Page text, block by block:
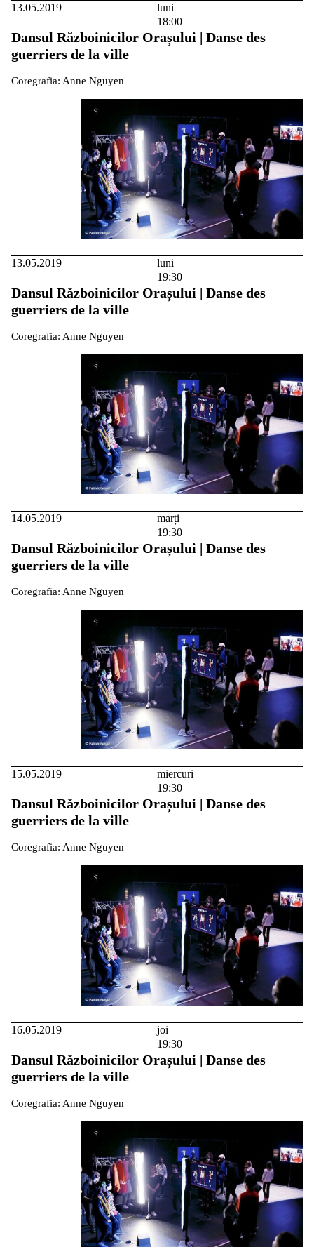
13.05.2019
luni
18:00
Dansul Războinicilor Orașului | Danse des
guerriers de la ville
Coregrafia: Anne Nguyen
13.05.2019
luni
19:30
Dansul Războinicilor Orașului | Danse des
guerriers de la ville
Coregrafia: Anne Nguyen
14.05.2019
marți
19:30
Dansul Războinicilor Orașului | Danse des
guerriers de la ville
Coregrafia: Anne Nguyen
15.05.2019
miercuri
19:30
Dansul Războinicilor Orașului | Danse des
guerriers de la ville
Coregrafia: Anne Nguyen
16.05.2019
joi
19:30
Dansul Războinicilor Orașului | Danse des
guerriers de la ville
Coregrafia: Anne Nguyen